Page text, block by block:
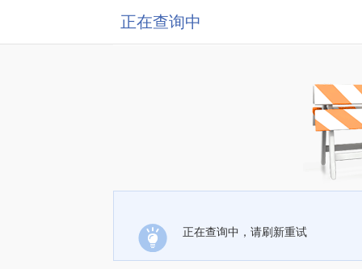
正在查询中
正在查询中，请刷新重试